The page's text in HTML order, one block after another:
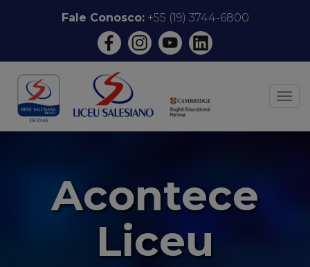
conteúdo
Fale Conosco:+55 (19) 3744-6800
Acontece
Liceu